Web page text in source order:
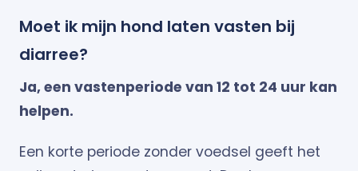
Moet ik mijn hond laten vasten bij
diarree?
Ja, een vastenperiode van 12 tot 24 uur kan
helpen.
Een korte periode zonder voedsel geeft het